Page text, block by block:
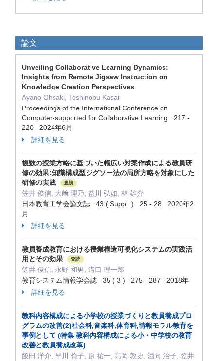
論文
Unveiling Collaborative Learning Dynamics:
Insights from Remote Jigsaw Instruction on
Knowledge Creation Perspectives
Ayano Ohsaki, Toshinobu Kasai
Proceedings of the International Conference on
Computer-supported for Collaborative Learning 217 -
220 2024年6月
詳細を見る
複数の授業方略に基づいた幅広い対案作成による教員研
修の効果:知識構成型ジグソー法の局所方略を対象にした
研修の実践
査読
笠井 俊信, 大﨑 理乃, 益川 弘如, 林 雄介
日本教育工学会論文誌 43 ( Suppl. ) 25 - 28 2020年2
月
詳細を見る
教員養成教育における授業構造可視化システムの実践活
用とその効果
査読
笠井 俊信, 永野 和男, 溝口 理一郎
教育システム情報学会誌 35 ( 3 ) 275 - 287 2018年
詳細を見る
教科内容構成による小学校の授業づくりと教員養成プロ
グラムの改善(2)社会科,音楽科,体育科,情報モラル教育を
事例として (特集 教科内容構成による小・中学校の教育
改善と教員養成改革)
飯田 洋介, 早川 倫子, 原 祐一, 高岡 敦史, 酒向 治子, 笠井